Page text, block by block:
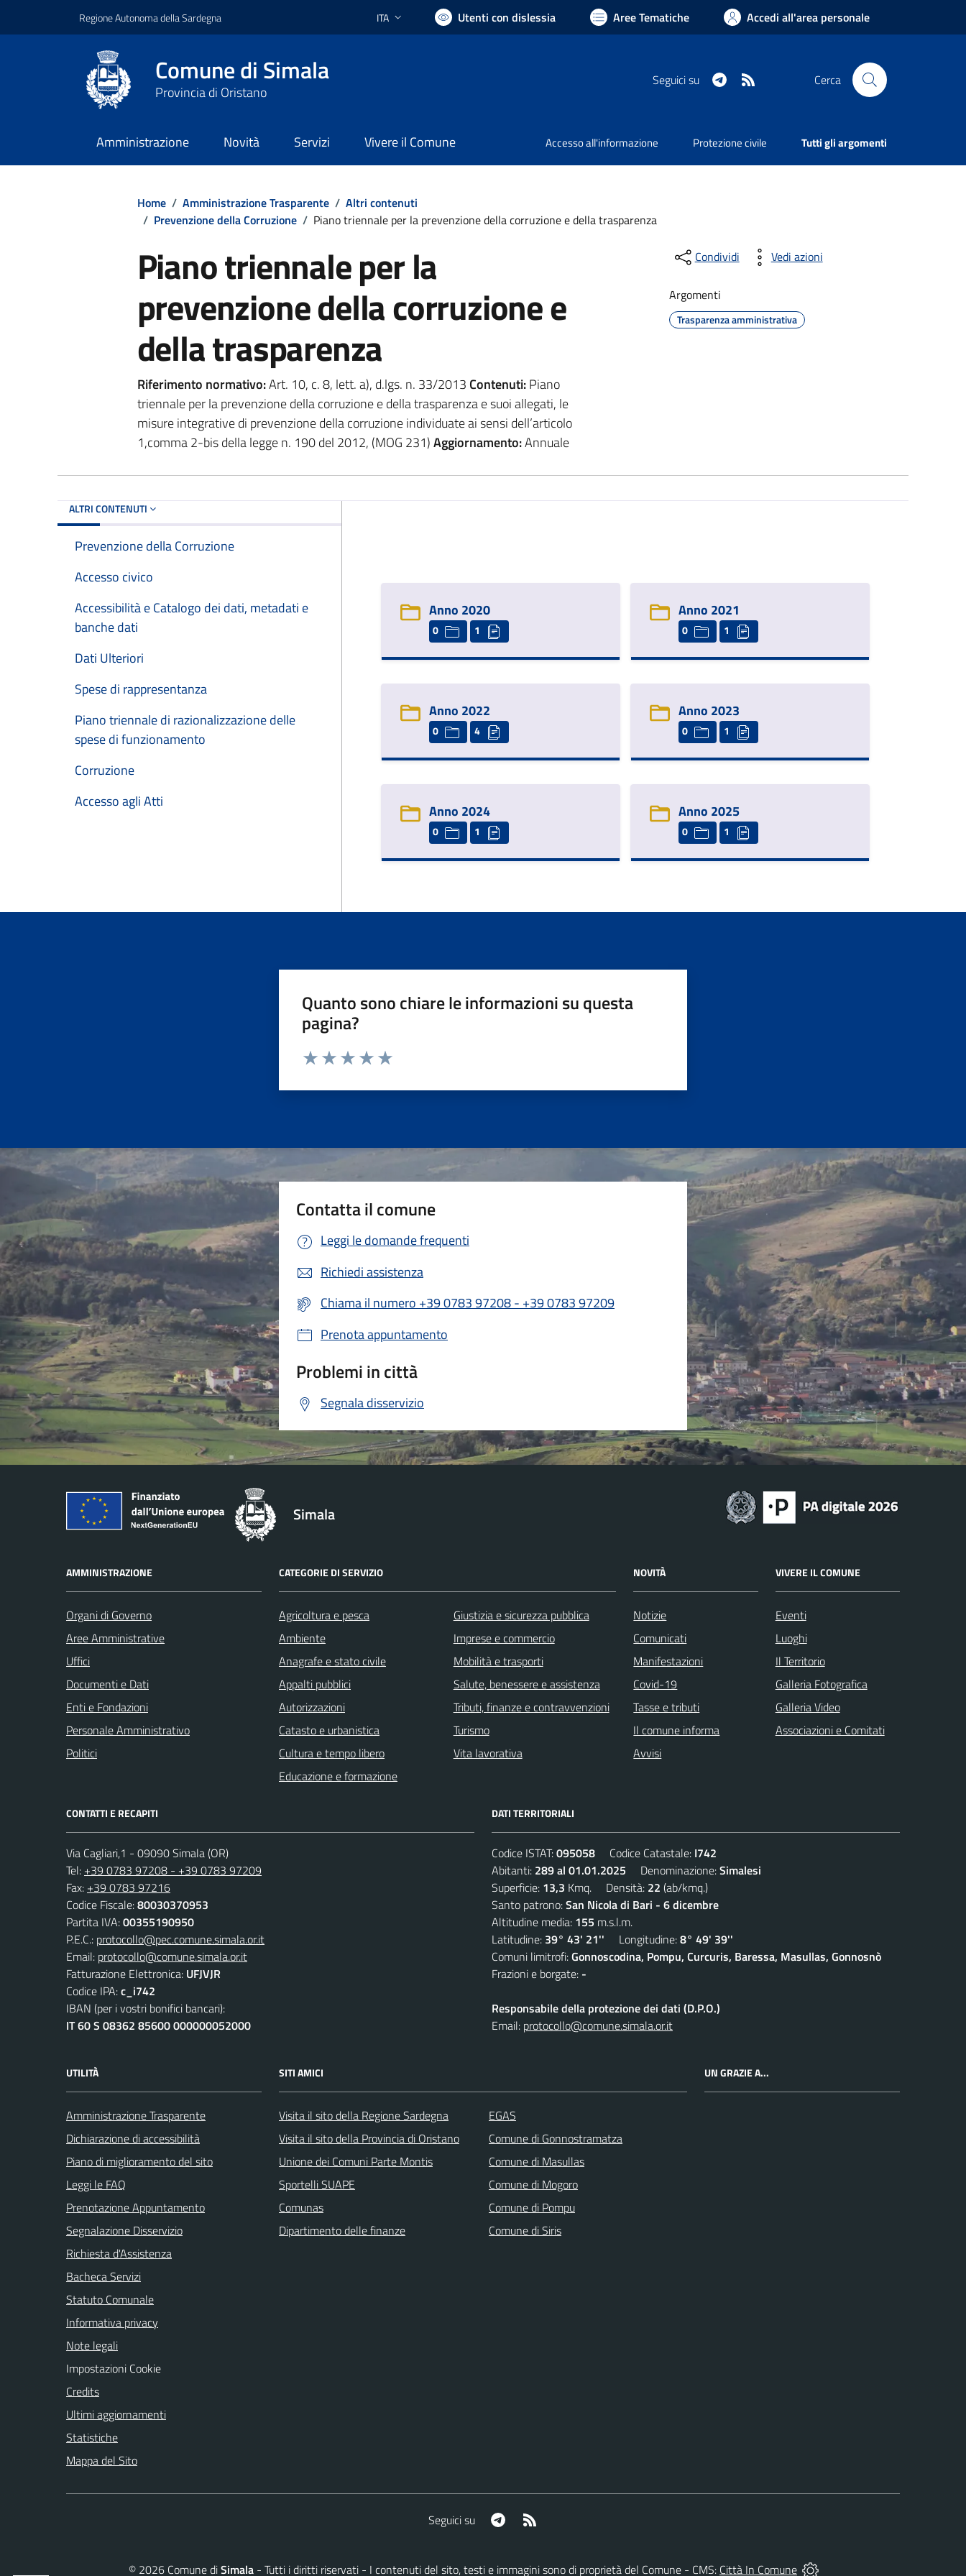
Regione Autonoma della Sardegna Lingua attiva:
ITA Utenti con dislessia Aree Tematiche Accedi all'area personale
Comune di Simala
Provincia di Oristano
Seguici su Telegram Cerca
Amministrazione Novità Servizi Vivere il Comune Accesso all'informazione Protezione civile Tutti gli argomenti
Home / Amministrazione Trasparente / Altri contenuti
/ Prevenzione della Corruzione / Piano triennale per la prevenzione della corruzione e della trasparenza
Piano triennale per la
prevenzione della corruzione e
della trasparenza
Riferimento normativo:Art. 10, c. 8, lett. a), d.lgs. n. 33/2013 Contenuti:Piano
triennale per la prevenzione della corruzione e della trasparenza e suoi allegati, le
misure integrative di prevenzione della corruzione individuate ai sensi dell’articolo
1,comma 2-bis della legge n. 190 del 2012, (MOG 231)Aggiornamento:Annuale
Condividi Vedi azioni
Argomenti
Trasparenza amministrativa
ALTRI CONTENUTI
Prevenzione della Corruzione
Accesso civico
Accessibilità e Catalogo dei dati, metadati e
banche dati
Dati Ulteriori
Spese di rappresentanza
Piano triennale di razionalizzazione delle
spese di funzionamento
Corruzione
Accesso agli Atti
Anno 2020
0 1
Anno 2021
0 1
Anno 2022
0 4
Anno 2023
0 1
Anno 2024
0 1
Anno 2025
0 1
Quanto sono chiare le informazioni su questa
pagina?
Valuta da 1 a 5 stelle la pagina
Contatta il comune
Leggi le domande frequenti
Richiedi assistenza
Chiama il numero +39 0783 97208 - +39 0783 97209
Prenota appuntamento
Problemi in città
Segnala disservizio
Simala
AMMINISTRAZIONE
Organi di Governo
Aree Amministrative
Uffici
Documenti e Dati
Enti e Fondazioni
Personale Amministrativo
Politici
CATEGORIE DI SERVIZIO
Agricoltura e pesca
Ambiente
Anagrafe e stato civile
Appalti pubblici
Autorizzazioni
Catasto e urbanistica
Cultura e tempo libero
Educazione e formazione
Giustizia e sicurezza pubblica
Imprese e commercio
Mobilità e trasporti
Salute, benessere e assistenza
Tributi, finanze e contravvenzioni
Turismo
Vita lavorativa
NOVITÀ
Notizie
Comunicati
Manifestazioni
Covid-19
Tasse e tributi
Il comune informa
Avvisi
VIVERE IL COMUNE
Eventi
Luoghi
Il Territorio
Galleria Fotografica
Galleria Video
Associazioni e Comitati
CONTATTI E RECAPITI
Via Cagliari,1 - 09090 Simala (OR)
Tel: +39 0783 97208 - +39 0783 97209
Fax: +39 0783 97216
Codice Fiscale:80030370953
Partita IVA:00355190950
P.E.C.: protocollo@pec.comune.simala.or.it
Email: protocollo@comune.simala.or.it
Fatturazione Elettronica: UFJVJR
Codice IPA:c_i742
IBAN (per i vostri bonifici bancari):
IT 60 S 08362 85600 000000052000
DATI TERRITORIALI
Codice ISTAT:095058 Codice Catastale: I742
Abitanti: 289 al 01.01.2025 Denominazione:Simalesi
Superficie: 13,3 Kmq. Densità: 22 (ab/kmq.)
Santo patrono:San Nicola di Bari - 6 dicembre
Altitudine media: 155 m.s.l.m.
Latitudine: 39° 43' 21'' Longitudine:8° 49' 39''
Comuni limitrofi:Gonnoscodina, Pompu, Curcuris, Baressa, Masullas, Gonnosnò
Frazioni e borgate: -
Responsabile della protezione dei dati (D.P.O.)
Email: protocollo@comune.simala.or.it
UTILITÀ
Amministrazione Trasparente
Dichiarazione di accessibilità
Piano di miglioramento del sito
Leggi le FAQ
Prenotazione Appuntamento
Segnalazione Disservizio
Richiesta d'Assistenza
Bacheca Servizi
Statuto Comunale
Informativa privacy
Note legali
Impostazioni Cookie
Credits
Ultimi aggiornamenti
Statistiche
Mappa del Sito
SITI AMICI
Visita il sito della Regione Sardegna
Visita il sito della Provincia di Oristano
Unione dei Comuni Parte Montis
Sportelli SUAPE
Comunas
Dipartimento delle finanze
EGAS
Comune di Gonnostramatza
Comune di Masullas
Comune di Mogoro
Comune di Pompu
Comune di Siris
UN GRAZIE A...
Seguici su Telegram
© 2026 Comune diSimala - Tutti i diritti riservati - I contenuti del sito, testi e immagini sono di proprietà del Comune - CMS: Città In Comune